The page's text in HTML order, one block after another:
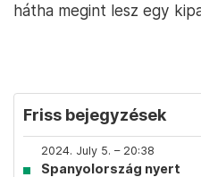
hátha megint lesz egy
Friss bejegyzések
2024. July 5. – 20:38
Spanyolország nyert